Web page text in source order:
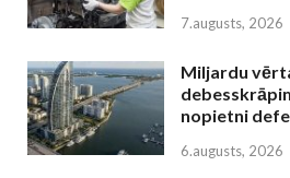
7.augusts, 2026
Miljardu
nopietni
6.augusts, 2026